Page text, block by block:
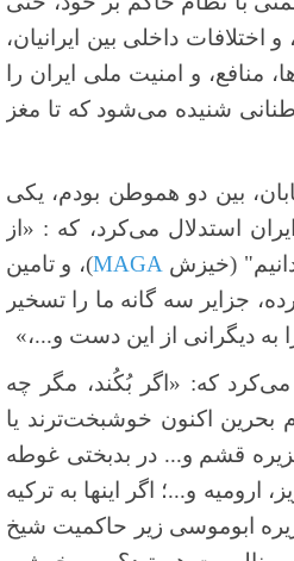
اختلافات داخلی بین ایرانیان،
و امنیت ملی ایران را
شنیده می‌شود که تا مغز
بین دو هموطن بودم، یکی
استدلال می‌کرد، که : «از
(خیزش MAGA)، و تامین
جزایر سه گانه ما را تسخیر
به دیگرانی از این دست و...،»
که: «اگر بُکُند، مگر چه
بحرین اکنون خوشبخت‌ترند یا
قشم و... در بدبختی غوطه
و...؛ اگر اینها به ترکیه
ابوموسی زیر حاکمیت شیخ